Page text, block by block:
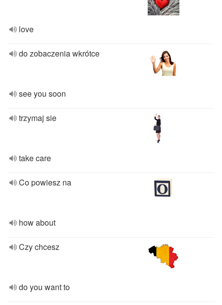
love
do zobaczenia wkrótce
see you soon
trzymaj sie
take care
Co powiesz na
how about
Czy chcesz
do you want to